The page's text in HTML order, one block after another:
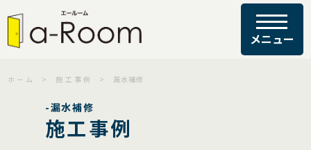
ホーム 施工事例 漏水補修
-漏水補修
施工事例